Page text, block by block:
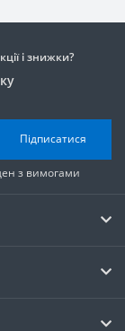
і знижки?
Підписатися
з вимогами